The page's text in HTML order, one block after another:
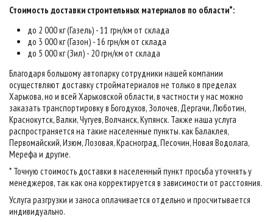
Стоимость доставки строительных материалов по области*:
до 2 000 кг (Газель) - 11 грн/км от склада
до 3 000 кг (Газон) - 16 грн/км от склада
до 5 000 кг (Зил) - 20 грн/км от склада
Благодаря большому автопарку сотрудники нашей компании
осуществляют доставку стройматериалов не только в пределах
Харькова, но и всей Харьковской области, в частности у нас можно
заказать транспортировку в Богодухов, Золочев, Дергачи, Люботин,
Краснокутск, Валки, Чугуев, Волчанск, Купянск. Также наша услуга
распространяется на такие населенные пункты. как Балаклея,
Первомайский, Изюм, Лозовая, Красноград, Песочин, Новая Водолага,
Мерефа и другие.
* Точную стоимость доставки в населенный пункт просьба уточнять у
менеджеров, так как она корректируется в зависимости от расстояния.
Услуга разгрузки и заноса оплачивается отдельно и просчитывается
индивидуально.